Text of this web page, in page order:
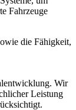
Fahrzeuge
die Fähigkeit,
Wir
Leistung